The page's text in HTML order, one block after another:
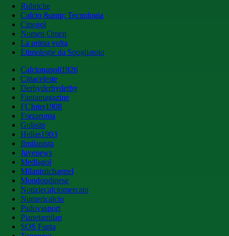
Rubriche
Calcio &amp; Tecnologia
Cinegol
Nomen Omen
La prima volta
Etimologie da Spogliatoio
Calcionapoli1926
Cittaceleste
Derbyderbyderby
Fantamagazine
FCInter1908
Forzaroma
Golssip
Hellas1903
Ilmilanista
Juvenews
Mediagol
Milanistichannel
Mondoudinese
Notiziecalciomercato
Numericalcio
Padovasport
Pianetamilan
SOS Fanta